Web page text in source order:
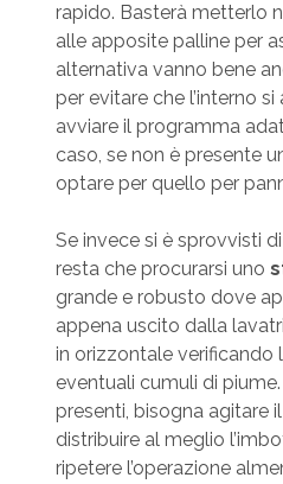
rapido. Basterà metterlo
alle apposite palline per
alternativa vanno bene
per evitare che l’interno
avviare il programma
caso, se non è presente
optare per quello per
Se invece si è sprovvisti
resta che procurarsi uno
grande e robusto dove
appena uscito dalla
in orizzontale verificando
eventuali cumuli di
presenti, bisogna agitare
distribuire al meglio
ripetere l’operazione